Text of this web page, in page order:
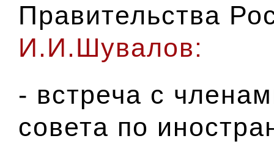
Правительства
И.И.Шувалов:
- встреча с
совета по